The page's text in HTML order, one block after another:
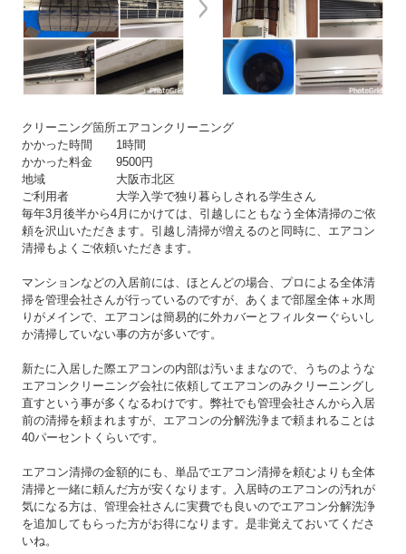
クリーニング箇所エアコンクリーニング
かかった時間
1時間
かかった料金
9500円
地域
大阪市北区
ご利用者
大学入学で独り暮らしされる学生さん
毎年3月後半から4月にかけては、引越しにともなう全体清掃のご依
頼を沢山いただきます。引越し清掃が増えるのと同時に、エアコン
清掃もよくご依頼いただきます。
マンションなどの入居前には、ほとんどの場合、プロによる全体清
掃を管理会社さんが行っているのですが、あくまで部屋全体＋水周
りがメインで、エアコンは簡易的に外カバーとフィルターぐらいし
か清掃していない事の方が多いです。
新たに入居した際エアコンの内部は汚いままなので、うちのような
エアコンクリーニング会社に依頼してエアコンのみクリーニングし
直すという事が多くなるわけです。弊社でも管理会社さんから入居
前の清掃を頼まれますが、エアコンの分解洗浄まで頼まれることは
40パーセントくらいです。
エアコン清掃の金額的にも、単品でエアコン清掃を頼むよりも全体
清掃と一緒に頼んだ方が安くなります。入居時のエアコンの汚れが
気になる方は、管理会社さんに実費でも良いのでエアコン分解洗浄
を追加してもらった方がお得になります。是非覚えておいてくださ
いね。